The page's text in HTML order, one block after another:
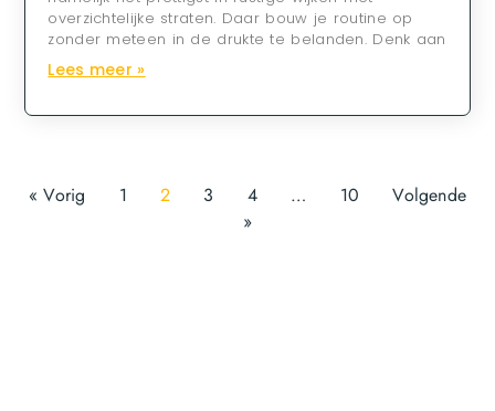
overzichtelijke straten. Daar bouw je routine op
zonder meteen in de drukte te belanden. Denk aan
Lees meer »
« Vorig 1 2 3 4 … 10
Volgende
»